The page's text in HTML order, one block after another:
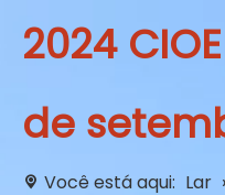
2024
de
Você está aqui: Lar